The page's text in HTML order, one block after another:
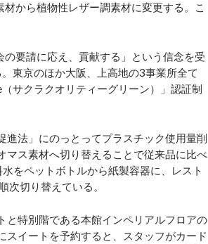
から植物性レザー調素材に変更する。こ
要請に応え、貢献する」という信念を受
東京のほか大阪、上高地の3事業所全て
サクラクオリティーグリーン）」認証制
法」にのっとってプラスチック使用量削
マス素材へ切り替えることで従来品に比べ
をペットボトルから紙製容器に、レスト
切り替えている。
特別階である本館インペリアルフロアの
イートを予約すると、スタッフがカード